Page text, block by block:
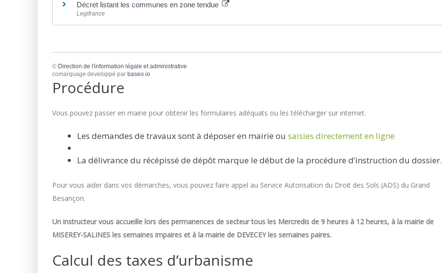
Décret listant les communes en zone tendue
Legifrance
© Direction de l'information légale et administrative
comarquage developpé par baseo.io
Procédure
Vous pouvez passer en mairie pour obtenir les formulaires adéquats ou les télécharger sur internet.
Les demandes de travaux sont à déposer en mairie ou saisies directement en ligne
La délivrance du récépissé de dépôt marque le début de la procédure d’instruction du dossier.
Pour vous aider dans vos démarches, vous pouvez faire appel au Service Autorisation du Droit des Sols (ADS) du Grand
Besançon.
Un instructeur vous accueille lors des permanences de secteur tous les Mercredis de 9 heures à 12 heures, à la mairie de
MISEREY-SALINES les semaines impaires et à la mairie de DEVECEY les semaines paires.
Calcul des taxes d’urbanisme